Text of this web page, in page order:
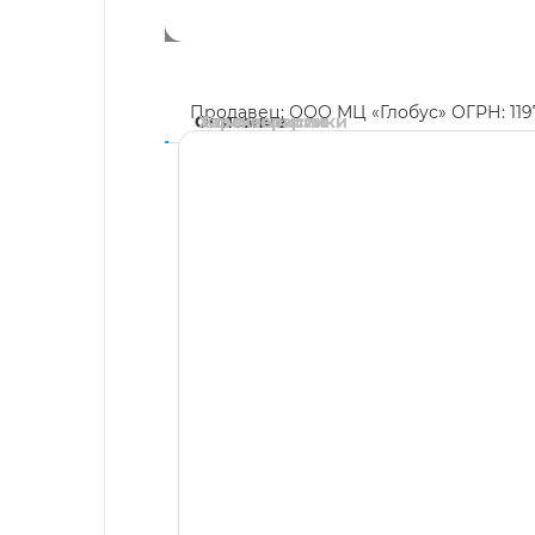
Продавец: ООО МЦ «Глобус» ОГРН:
Описание
Характеристики
Комментарии